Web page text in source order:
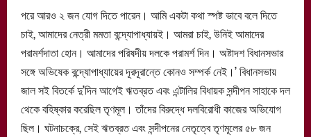
পরে আরও ২ জন যোগ দিতে পারেন। আমি একটা কথা স্পষ্ট ভাবে বলে দিতে
চাই, আমাদের নেত্রী মমতা বন্দ্যোপাধ্যায়ই। আমরা চাই, উনিই আমাদের
পরামর্শদাতা হোন। আমাদের পরিষদীয় দলকে পরামর্শ দিন। অষ্টাদশ বিধানসভার
সঙ্গে অভিষেক বন্দ্যোপাধ্যায়ের দূরদূরান্তে কোনও সম্পর্ক নেই।’ বিধানসভায়
জাল সই বিতর্কে দু’দিন আগেই ঋতব্রত এবং এন্টালির বিধায়ক সন্দীপন সাহাকে দল
থেকে বহিষ্কার করেছিল তৃণমূল। তাঁদের বিরুদ্ধে দলবিরোধী কাজের অভিযোগ
ছিল। ঘটনাচক্রে, সেই ঋতব্রত এবং সন্দীপনের নেতৃত্বে তৃণমূলের ৫৮ জন